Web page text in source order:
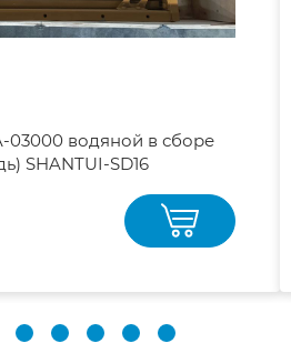
03000 водяной в сборе
SHANTUI-SD16